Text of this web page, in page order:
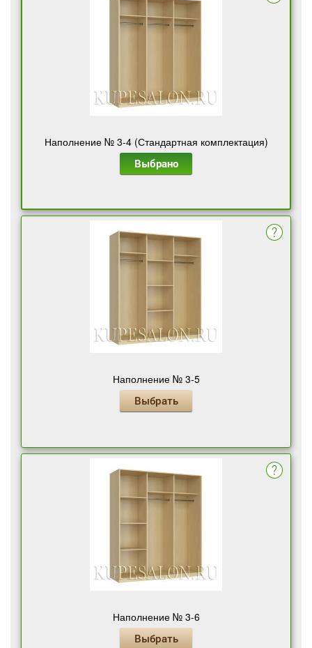
Наполнение № 3-4 (Стандартная комплектация)
Выбрано
Наполнение № 3-5
Выбрать
Наполнение № 3-6
Выбрать